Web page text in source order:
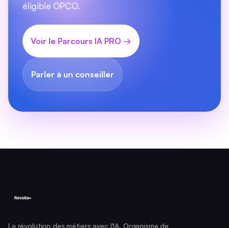
éligible OPCO.
Voir le Parcours IA PRO →
Parler à un conseiller
La révolution des métiers avec l'IA. Organisme de